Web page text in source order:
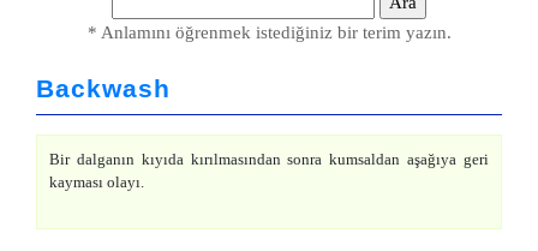
* Anlamını öğrenmek istediğiniz bir terim yazın.
Backwash
Bir dalganın kıyıda kırılmasından sonra kumsaldan aşağıya geri
kayması olayı.